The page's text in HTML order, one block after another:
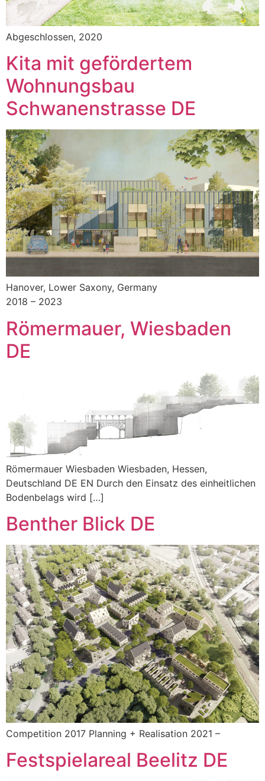
Abgeschlossen, 2020
Kita mit gefördertem
Wohnungsbau
Schwanenstrasse DE
Hanover, Lower Saxony, Germany
2018 – 2023
Römermauer, Wiesbaden
DE
Römermauer Wiesbaden Wiesbaden, Hessen,
Deutschland DE EN Durch den Einsatz des einheitlichen
Bodenbelags wird […]
Benther Blick DE
Competition 2017 Planning + Realisation 2021 –
Festspielareal Beelitz DE